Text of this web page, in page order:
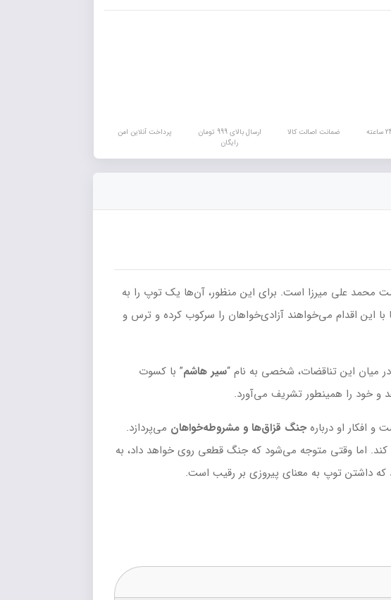
ضمانت اصالت کالا
ارسال بالای 999 تومان
رایگان
پرداخت آنلاین امن
محمد علی میرزا است. برای این منظور، آن‌ها یک توپ را به
این اقدام می‌خواهند آزادی‌خواهان را سرکوب کرده و ترس و
در میان این تناقضات، شخصی به نام “سیر هاشم” با کسوت
و خود را همینطور تشریف می‌آورد.
افکار او دربارهجنگ قزاق‌ها و مشروطه‌خواهان می‌پردازد.
اما وقتی متوجه می‌شود که جنگ قطعی روی خواهد داد، به
که داشتن توپ به معنای پیروزی بر رقیب است.